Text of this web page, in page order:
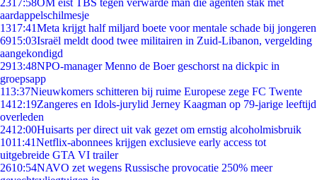
2317:58OM eist TBS tegen verwarde man die agenten stak met
aardappelschilmesje
1317:41Meta krijgt half miljard boete voor mentale schade bij jongeren
6915:03Israël meldt dood twee militairen in Zuid-Libanon, vergelding
aangekondigd
2913:48NPO-manager Menno de Boer geschorst na dickpic in
groepsapp
113:37Nieuwkomers schitteren bij ruime Europese zege FC Twente
1412:19Zangeres en Idols-jurylid Jerney Kaagman op 79-jarige leeftijd
overleden
2412:00Huisarts per direct uit vak gezet om ernstig alcoholmisbruik
1011:41Netflix-abonnees krijgen exclusieve early access tot
uitgebreide GTA VI trailer
2610:54NAVO zet wegens Russische provocatie 250% meer